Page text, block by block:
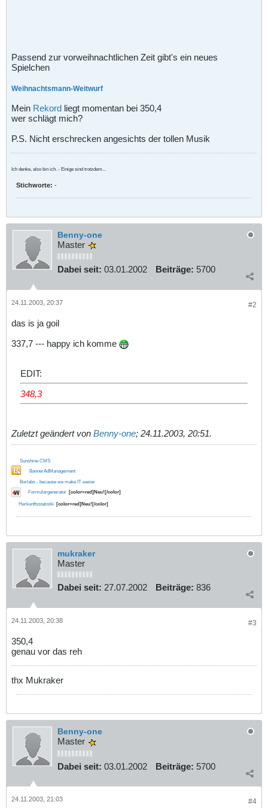
Passend zur vorweihnachtlichen Zeit gibt's ein neues
Spielchen
Weihnachtsmann-Weitwurf
Mein Rekord liegt momentan bei 350,4
wer schlägt mich?
P.S. Nicht erschrecken angesichts der tollen Musik
Ich denke, also bin ich. - Einige sind trotzdem...
Stichworte: -
Benny-one
Master
Dabei seit: 03.01.2002 Beiträge: 5700
#2
24.11.2003, 20:37
das is ja goil
337,7 --- happy ich komme
EDIT:
348,3
Zuletzt geändert von Benny-one; 24.11.2003, 20:51.
Sunshine CMS
BannerAdManagement
Borlabs - because we make IT easier
Formulargenerator [color=red]Neu![/color]
Herkunftsstatistik [color=red]Neu![/color]
mukraker
Master
Dabei seit: 27.07.2002 Beiträge: 836
#3
24.11.2003, 20:38
350,4
genau vor das reh
thx Mukraker
Benny-one
Master
Dabei seit: 03.01.2002 Beiträge: 5700
#4
24.11.2003, 21:03